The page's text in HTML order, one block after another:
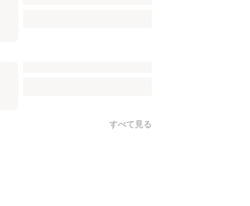
すべて見る